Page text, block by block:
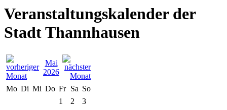
Veranstaltungskalender der
Stadt Thannhausen
Mai
2026
Mo Di Mi Do Fr Sa So
1
2
3